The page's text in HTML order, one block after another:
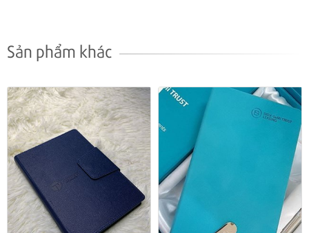
Sản phẩm khác